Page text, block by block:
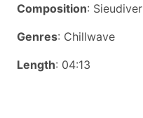
Composition: Sieudiver
Genres: Chillwave
Length: 04:13